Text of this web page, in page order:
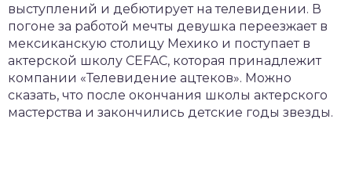
выступлений и дебютирует на телевидении. В
погоне за работой мечты девушка переезжает в
мексиканскую столицу Мехико и поступает в
актерской школу CEFAC, которая принадлежит
компании «Телевидение ацтеков». Можно
сказать, что после окончания школы актерского
мастерства и закончились детские годы звезды.